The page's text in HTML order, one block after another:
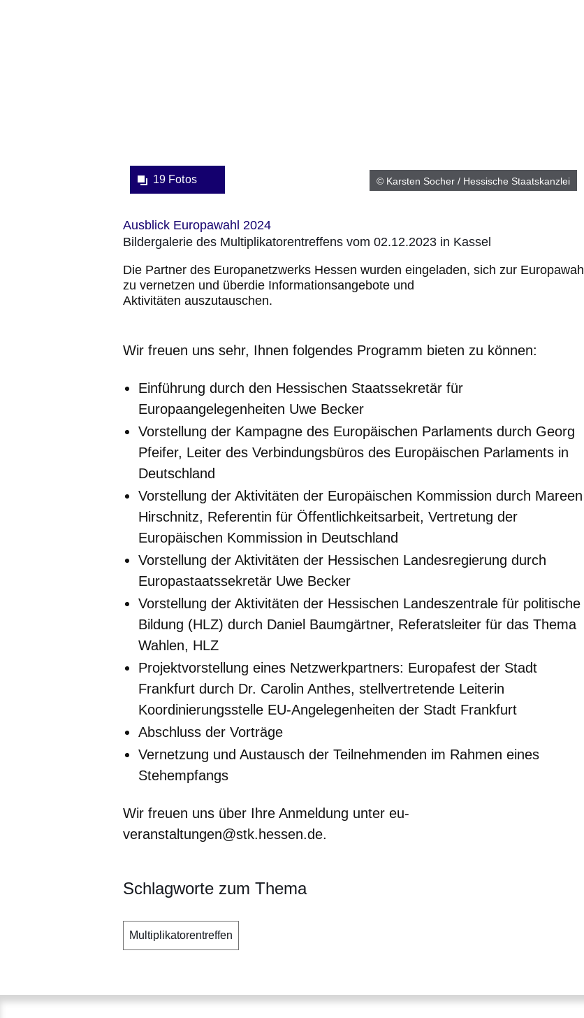
19 Fotos © Karsten Socher / Hessische Staatskanzlei
Ausblick Europawahl 2024
Bildergalerie des Multiplikatorentreffens vom 02.12.2023 in Kassel
Die Partner des Europanetzwerks Hessen wurden eingeladen, sich zur Europawahl
zu vernetzen und überdie Informationsangebote und
Aktivitäten auszutauschen.
Wir freuen uns sehr, Ihnen folgendes Programm bieten zu können:
Einführung durch den Hessischen Staatssekretär für
Europaangelegenheiten Uwe Becker
Vorstellung der Kampagne des Europäischen Parlaments durch Georg
Pfeifer, Leiter des Verbindungsbüros des Europäischen Parlaments in
Deutschland
Vorstellung der Aktivitäten der Europäischen Kommission durch Mareen
Hirschnitz, Referentin für Öffentlichkeitsarbeit, Vertretung der
Europäischen Kommission in Deutschland
Vorstellung der Aktivitäten der Hessischen Landesregierung durch
Europastaatssekretär Uwe Becker
Vorstellung der Aktivitäten der Hessischen Landeszentrale für politische
Bildung (HLZ) durch Daniel Baumgärtner, Referatsleiter für das Thema
Wahlen, HLZ
Projektvorstellung eines Netzwerkpartners: Europafest der Stadt
Frankfurt durch Dr. Carolin Anthes, stellvertretende Leiterin
Koordinierungsstelle EU-Angelegenheiten der Stadt Frankfurt
Abschluss der Vorträge
Vernetzung und Austausch der Teilnehmenden im Rahmen eines
Stehempfangs
Wir freuen uns über Ihre Anmeldung unter eu-
veranstaltungen@stk.hessen.de.
Schlagworte zum Thema
Multiplikatorentreffen